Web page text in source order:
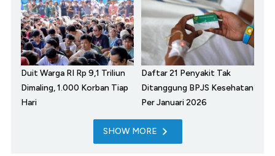
Duit Warga RI Rp 9,1 Triliun
Dimaling, 1.000 Korban Tiap
Hari
Daftar 21 Penyakit Tak
Ditanggung BPJS Kesehatan
Per Januari 2026
SHOW MORE